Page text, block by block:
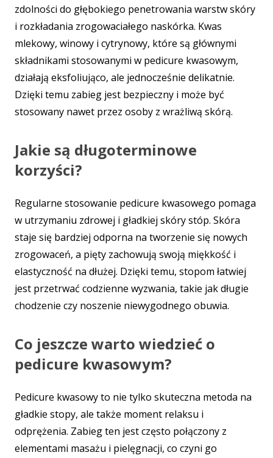
zdolności do głębokiego penetrowania warstw skóry
i rozkładania zrogowaciałego naskórka. Kwas
mlekowy, winowy i cytrynowy, które są głównymi
składnikami stosowanymi w pedicure kwasowym,
działają eksfoliująco, ale jednocześnie delikatnie.
Dzięki temu zabieg jest bezpieczny i może być
stosowany nawet przez osoby z wrażliwą skórą.
Jakie są długoterminowe
korzyści?
Regularne stosowanie pedicure kwasowego pomaga
w utrzymaniu zdrowej i gładkiej skóry stóp. Skóra
staje się bardziej odporna na tworzenie się nowych
zrogowaceń, a pięty zachowują swoją miękkość i
elastyczność na dłużej. Dzięki temu, stopom łatwiej
jest przetrwać codzienne wyzwania, takie jak długie
chodzenie czy noszenie niewygodnego obuwia.
Co jeszcze warto wiedzieć o
pedicure kwasowym?
Pedicure kwasowy to nie tylko skuteczna metoda na
gładkie stopy, ale także moment relaksu i
odprężenia. Zabieg ten jest często połączony z
elementami masażu i pielęgnacji, co czyni go